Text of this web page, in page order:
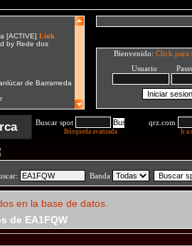
Bienvenido: Click para
Usuario
Buscar spot
Búsqueda avanzada
qrz.com
Ir a
Banda
en la base de datos.
de EA1FQW